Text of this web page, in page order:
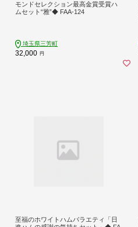
モンドセレクション最高金賞受賞ハ
ムセット“雅”◆ FAA-124
埼玉県三芳町
32,000 円
至福のホワイトハムバラエティ「日